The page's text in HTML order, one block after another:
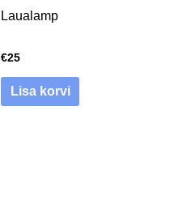
Laualamp
€25
Lisa korvi